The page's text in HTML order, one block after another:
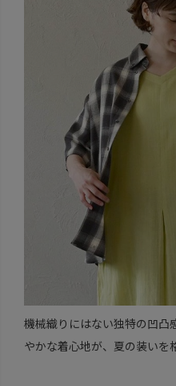
機械織りにはない独特の凹凸
やかな着心地が、夏の装いを